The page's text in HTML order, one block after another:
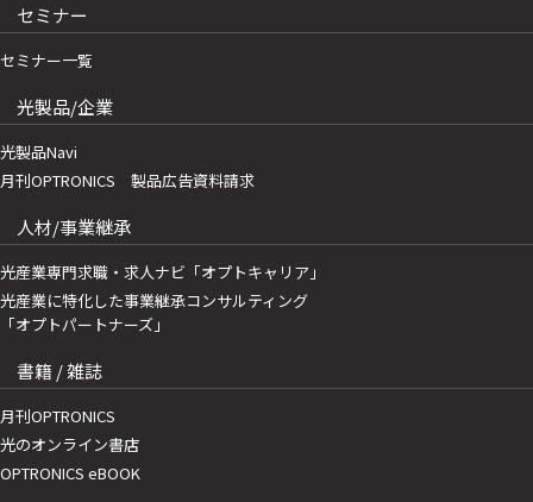
セミナー
セミナー一覧
光製品/企業
光製品Navi
月刊OPTRONICS 製品広告資料請求
人材/事業継承
光産業専門求職・求人ナビ「オプトキャリア」
光産業に特化した事業継承コンサルティング
「オプトパートナーズ」
書籍 / 雑誌
月刊OPTRONICS
光のオンライン書店
OPTRONICS eBOOK